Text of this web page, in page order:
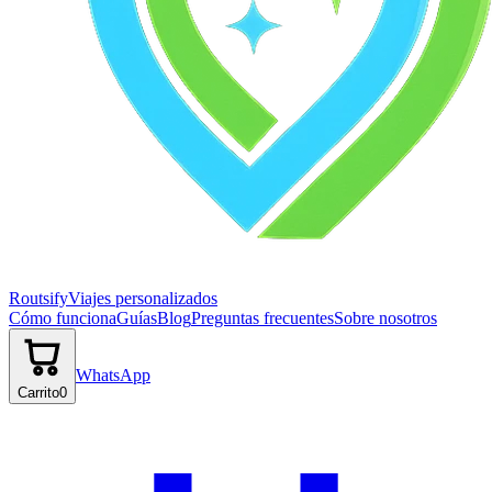
RoutsifyViajes personalizados
Cómo funcionaGuíasBlogPreguntas frecuentesSobre nosotros
Carrito0
WhatsApp